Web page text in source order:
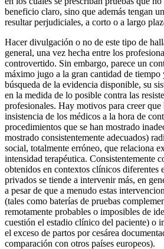
beneficio claro, sino que además tengan
resultar perjudiciales, a corto o a largo
Hacer divulgación o no de este tipo de
general, una vez hecha entre los
controvertido. Sin embargo, parece un
máximo jugo a la gran cantidad de
búsqueda de la evidencia disponible, su
en la medida de lo posible contra las
profesionales. Hay motivos para creer que
insistencia de los médicos a la hora de
procedimientos que se han mostrado
mostrado consistentemente adecuados)
social, totalmente erróneo, que relaciona
intensidad terapéutica. Consistentemente
obtenidos en contextos clínicos diferentes
privados se tiende a intervenir más, en
a pesar de que a menudo estas
(tales como baterías de pruebas
remotamente probables o imposibles de
cuestión el estadio clínico del paciente) o
el exceso de partos por cesárea
comparación con otros países europeos).